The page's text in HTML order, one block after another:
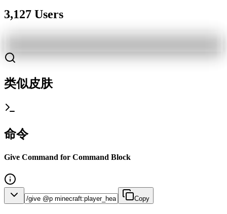
3,127 Users
类似皮肤
命令
Give Command for Command Block
Copy